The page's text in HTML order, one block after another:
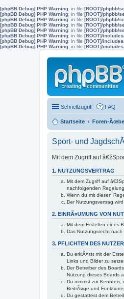
[phpBB Debug] PHP Warning: in file [ROOT]/phpbb/
[phpBB Debug] PHP Warning: in file [ROOT]/phpbb/
[phpBB Debug] PHP Warning: in file [ROOT]/phpbb/
[phpBB Debug] PHP Warning: in file [ROOT]/phpbb/
[phpBB Debug] PHP Warning: in file [ROOT]/phpbb/
[phpBB Debug] PHP Warning: in file [ROOT]/
[phpBB Debug] PHP Warning: in file [ROOT]/
[phpBB Debug] PHP Warning: in file [ROOT]/
Schnellzugriff FAQ
Startseite Foren-
Sport- und
Mit dem Zugriff auf
1. NUTZUNGSVERTRAG
Mit dem Zugriff auf
nachfolgenden
Wenn du mit diesen
Der Nutzungsvertrag
2. EINRÃ¤UMUNG VON
Mit dem Erstellen eines
Das Nutzungsrecht
3. PFLICHTEN DES
Du erklÃ¤rst mit der
Links und Bilder zu
Der Betreiber des
Nutzung dieses Boards
Du nimmst zur
BeitrÃ¤ge und
Du gestattest dem